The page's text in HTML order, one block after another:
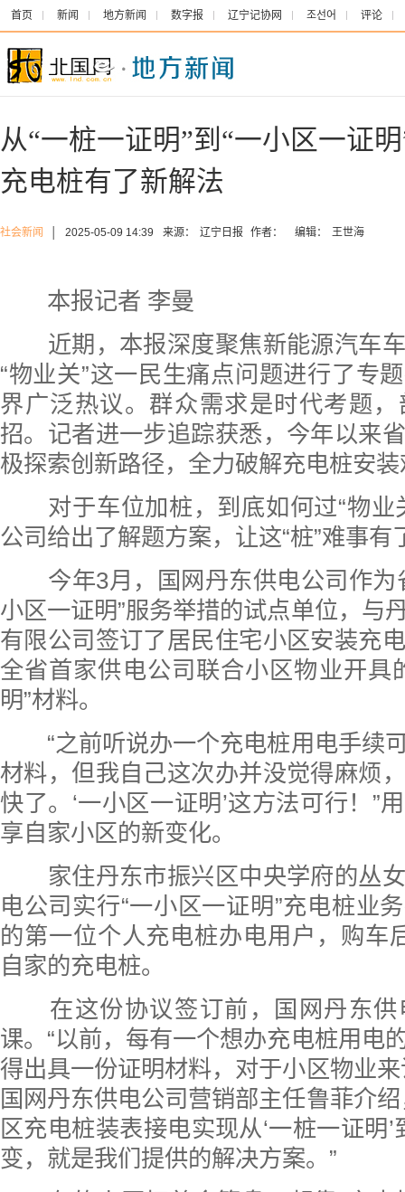
首页 新闻 地方新闻 数字报 辽宁记协网 조선어 评论
从“一桩一证明”到“一小区一证
充电桩有了新解法
社会新闻 2025-05-09 14:39 来源： 辽宁日报 作者： 编辑： 王世海
本报记者 李曼
近期，本报深度聚焦新能源汽车车
“物业关”这一民生痛点问题进行了专
界广泛热议。群众需求是时代考题
招。记者进一步追踪获悉，今年以来
极探索创新路径，全力破解充电桩安
对于车位加桩，到底如何过“物业
公司给出了解题方案，让这“桩”难事有
今年3月，国网丹东供电公司作为
小区一证明”服务举措的试点单位，与
有限公司签订了居民住宅小区安装充
全省首家供电公司联合小区物业开具
明”材料。
“之前听说办一个充电桩用电手续
材料，但我自己这次办并没觉得麻烦
快了。‘一小区一证明’这方法可行！”
享自家小区的新变化。
家住丹东市振兴区中央学府的丛女
电公司实行“一小区一证明”充电桩业
的第一位个人充电桩办电用户，购车
自家的充电桩。
在这份协议签订前，国网丹东供
课。“以前，每有一个想办充电桩用电
得出具一份证明材料，对于小区物业
国网丹东供电公司营销部主任鲁菲介
区充电桩装表接电实现从‘一桩一证明’
变，就是我们提供的解决方案。”